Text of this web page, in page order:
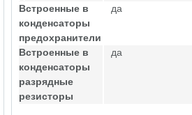
Встроенные в
конденсаторы
предохранители
да
Встроенные в
конденсаторы
разрядные
резисторы
да